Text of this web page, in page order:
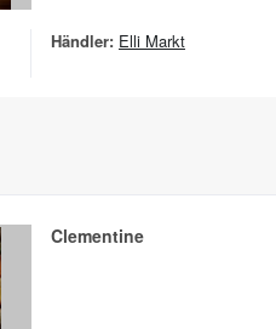
Händler: Elli Markt
Clementine